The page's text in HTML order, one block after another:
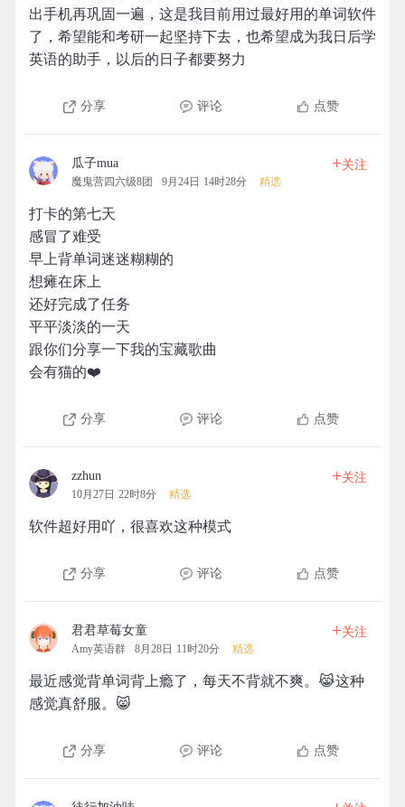
出手机再巩固一遍，这是我目前用过最好用的单词软件
了，希望能和考研一起坚持下去，也希望成为我日后学
英语的助手，以后的日子都要努力
分享 评论 点赞
瓜子mua
魔鬼营四六级8团 9月24日 14时28分 精选
+关注
打卡的第七天
感冒了难受
早上背单词迷迷糊糊的
想瘫在床上
还好完成了任务
平平淡淡的一天
跟你们分享一下我的宝藏歌曲
会有猫的❤️
分享 评论 点赞
zzhun
10月27日 22时8分 精选
+关注
软件超好用吖，很喜欢这种模式
分享 评论 点赞
君君草莓女童
Amy英语群 8月28日 11时20分 精选
+关注
最近感觉背单词背上瘾了，每天不背就不爽。😹这种
感觉真舒服。😸
分享 评论 点赞